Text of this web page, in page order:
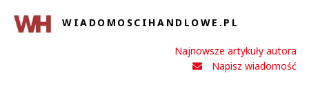
WIADOMOSCIHANDLOWE.PL
Najnowsze artykuły autora
Napisz wiadomość